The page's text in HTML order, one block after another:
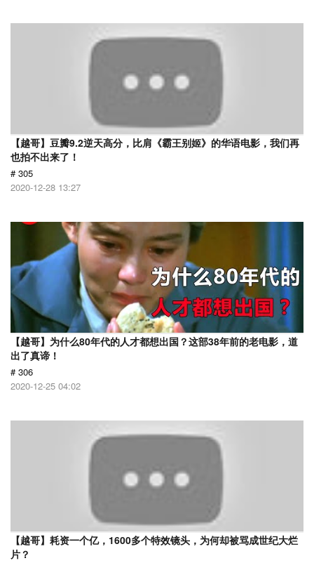
【越哥】豆瓣9.2逆天高分，比肩《霸王别姬》的华语电影，我们再
也拍不出来了！
# 305
2020-12-28 13:27
【越哥】为什么80年代的人才都想出国？这部38年前的老电影，道
出了真谛！
# 306
2020-12-25 04:02
【越哥】耗资一个亿，1600多个特效镜头，为何却被骂成世纪大烂
片？